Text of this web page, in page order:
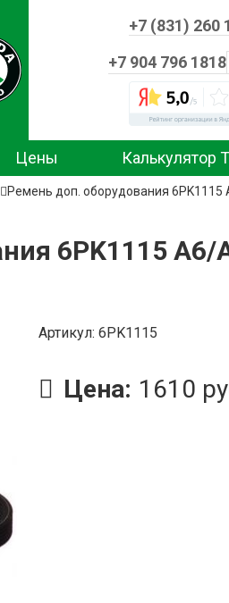
+7 (831) 260
+7 904 796 1818
Цены Калькулятор
Ремень доп. оборудования 6PK1115
6PK1115 A6/
Артикул 6PK1115
Цена: 1610